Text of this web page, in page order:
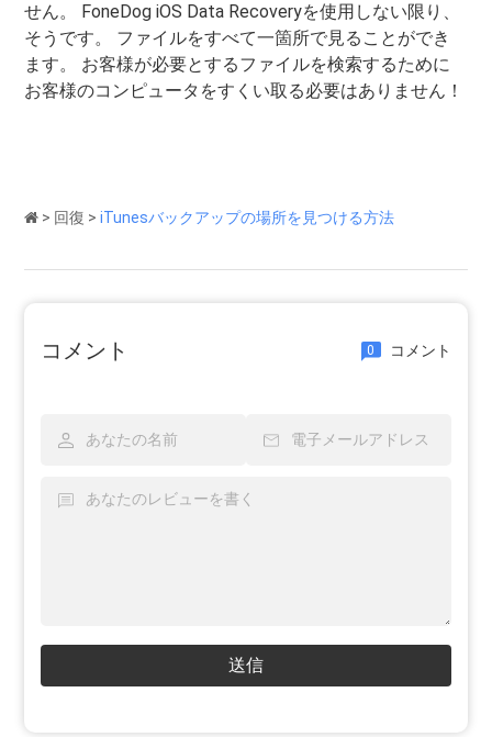
せん。 FoneDog iOS Data Recoveryを使用しない限り、
そうです。 ファイルをすべて一箇所で見ることができ
ます。 お客様が必要とするファイルを検索するために
お客様のコンピュータをすくい取る必要はありません！
> 回復 >iTunesバックアップの場所を見つける方法
コメント 0 コメント
送信